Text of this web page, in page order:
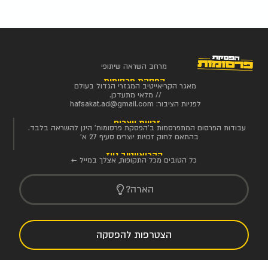
מרחב השראה שיתופי
הפסקת פרסומות
מאגר הקריאייטיב המגזרי הגדול בעולם
// מלאי מתעדכן.
לפניות הציבור: hafsakat.ad@gmail.com
זכויות יוצרים
עבודות הפרסום המתפרסמות ב'הפסקת פרסומות' הינן להשראה בלבד.
בהתאם לחוק זכויות יוצרים סעיף 27 א'
הקריאייטיב ניוז
כל הטובים מכל התקופות, אצלך במייל ←
הארה?
הצטרפות להפסקה